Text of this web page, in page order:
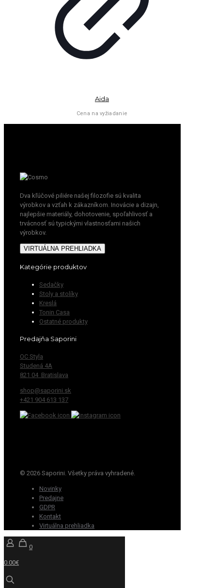
Aida
Cena na vyžiadanie
Dva kľúčové piliére našej filozofie sú kvalita
výrobkov a vzťah k zákazníkom. Inovácie a dizajn,
najlepšie materiály, dohotovenie, spoľahlivosť a
trvácnosť sú typickými vlastnosťami našich
výrobkov.
VIRTUÁLNA PREHLIADKA
Kategórie produktov
Sedačky
Stoly a stolíky
Kreslá
Tonin Casa
Ostatné produkty
Predajňa Saporini
OC Styla
Studená 4A
821 04 Bratislava
shop@saporini.sk
+421 904 613 137
© 2026 Saporini. Všetky práva vyhradené.
Novinky
Predajne
GDPR
Kontakt
Virtuálna prehliadka
0
0.00€